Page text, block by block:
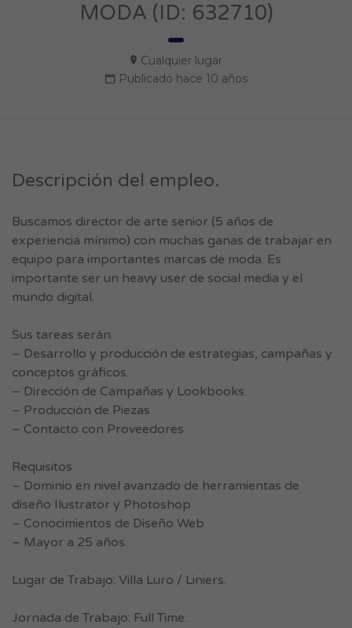
MODA (ID: 632710)
Cualquier lugar
Publicado hace 10 años
Descripción del empleo.
Buscamos director de arte senior (5 años de
experiencia mínimo) con muchas ganas de trabajar en
equipo para importantes marcas de moda. Es
importante ser un heavy user de social media y el
mundo digital.
Sus tareas serán:
– Desarrollo y producción de estrategias, campañas y
conceptos gráficos.
– Dirección de Campañas y Lookbooks.
– Producción de Piezas
– Contacto con Proveedores
Requisitos
– Dominio en nivel avanzado de herramientas de
diseño Ilustrator y Photoshop
– Conocimientos de Diseño Web
– Mayor a 25 años.
Lugar de Trabajo: Villa Luro / Liniers.
Jornada de Trabajo: Full Time.